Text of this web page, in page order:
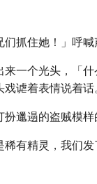
们抓住她！」呼喊
来一个光头，「
谑着表情说着话
邋遢的盗贼模样
稀有精灵，我们